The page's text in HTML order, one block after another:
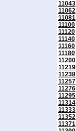
11043
11062
11081
11100
11120
11140
11160
11180
11200
11219
11238
11257
11276
11295
11314
11333
11352
11371